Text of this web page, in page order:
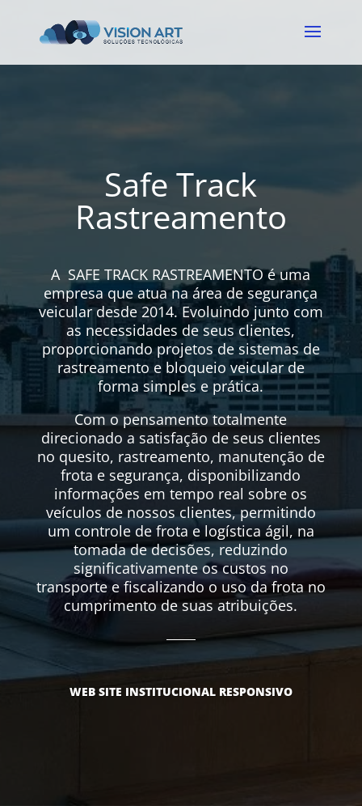
Safe Track
Rastreamento
A SAFE TRACK RASTREAMENTO é uma
empresa que atua na área de segurança
veicular desde 2014. Evoluindo junto com
as necessidades de seus clientes,
proporcionando projetos de sistemas de
rastreamento e bloqueio veicular de
forma simples e prática.
Com o pensamento totalmente
direcionado a satisfação de seus clientes
no quesito, rastreamento, manutenção de
frota e segurança, disponibilizando
informações em tempo real sobre os
veículos de nossos clientes, permitindo
um controle de frota e logística ágil, na
tomada de decisões, reduzindo
significativamente os custos no
transporte e fiscalizando o uso da frota no
cumprimento de suas atribuições.
WEB SITE INSTITUCIONAL RESPONSIVO